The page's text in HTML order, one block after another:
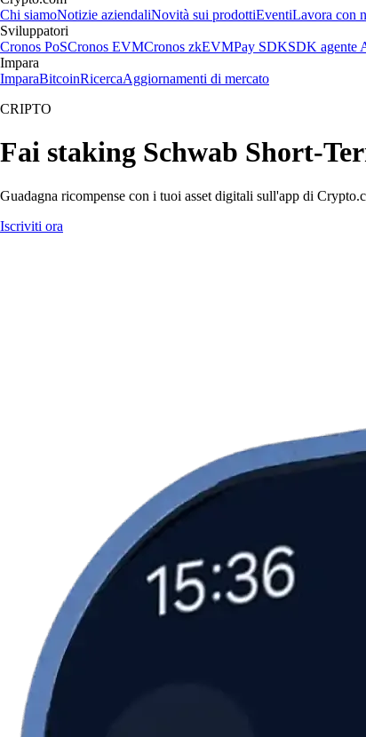
Chi siamoNotizie aziendaliNovità sui prodottiEventiLavora con
Sviluppatori
Cronos PoSCronos EVMCronos zkEVMPay SDKSDK agente
Impara
ImparaBitcoinRicercaAggiornamenti di mercato
CRIPTO
Fai staking Schwab Short-
Guadagna ricompense con i tuoi asset digitali sull'app di
Iscriviti ora